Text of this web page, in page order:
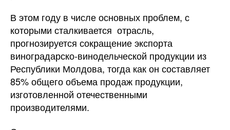
В этом году в числе основных проблем, с
которыми сталкивается отрасль,
прогнозируется сокращение экспорта
виноградарско-винодельческой продукции из
Республики Молдова, тогда как он составляет
85% общего объема продаж продукции,
изготовленной отечественными
производителями.